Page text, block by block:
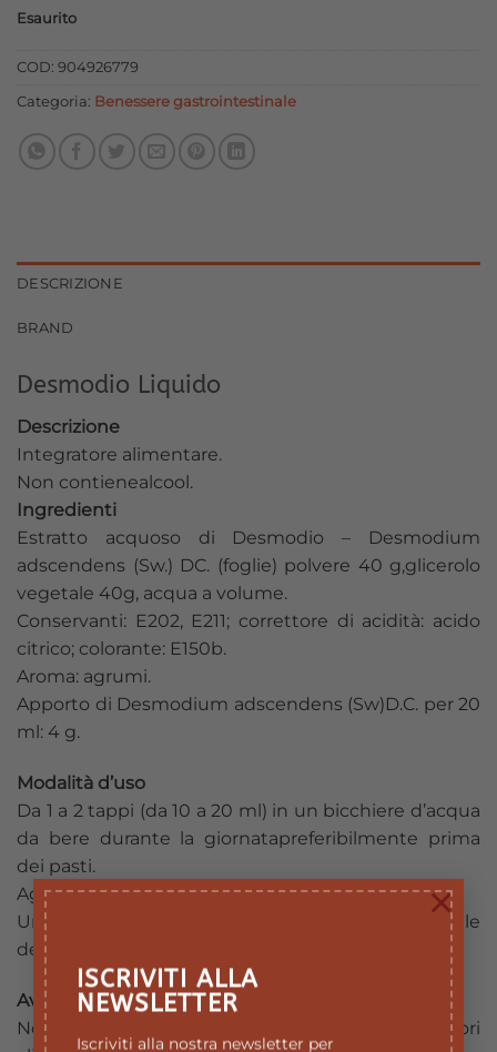
ISCRIVITI ALLA
NEWSLETTER
Iscriviti alla nostra newsletter per
×
era:
24,00 €.21,60 €.
Esaurito
COD: 904926779
Categoria: Benessere gastrointestinale
DESCRIZIONE
BRAND
Desmodio Liquido
Descrizione
Integratore alimentare.
Non contienealcool.
Ingredienti
Estratto acquoso di Desmodio – Desmodium
adscendens (Sw.) DC. (foglie) polvere 40 g,glicerolo
vegetale 40g, acqua a volume.
Conservanti: E202, E211; correttore di acidità: acido
citrico; colorante: E150b.
Aroma: agrumi.
Apporto di Desmodium adscendens (Sw)D.C. per 20
ml: 4 g.
Modalità d’uso
Da 1 a 2 tappi (da 10 a 20 ml) in un bicchiere d’acqua
da bere durante la giornatapreferibilmente prima
dei pasti.
Agitare bene prima dell’uso.
Un eventuale deposito è dovuto all’origine naturale
del prodotto e non nepregiudica la qualità.
Avvertenze
Non eccedere le dosi indicate. Gli integratori